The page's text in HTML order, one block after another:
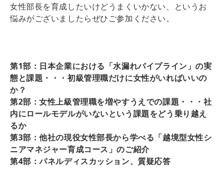
女性部長を育成したいけどうまくいかない、というお
悩みがございましたらぜひご参加ください。
第1部：日本企業における「水漏れパイプライン」の実
態と課題・・・初級管理職だけに女性がいればいいの
か？
第2部：女性上級管理職を増やすうえでの課題・・・社
内にロールモデルがいないという課題をどう乗り越え
るか
第3部：他社の現役女性部長から学べる「越境型女性シ
ニアマネジャー育成コース」のご紹介
第4部：パネルディスカッション、質疑応答